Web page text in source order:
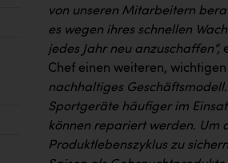
von unseren Mitarbeitern
es wegen ihres schnellen
jedes Jahr neu anzuschaffen“,
Chef einen weiteren, wichtigen
nachhaltiges
Sportgeräte häufiger im
können repariert werden. Um
Produktlebenszyklus zu